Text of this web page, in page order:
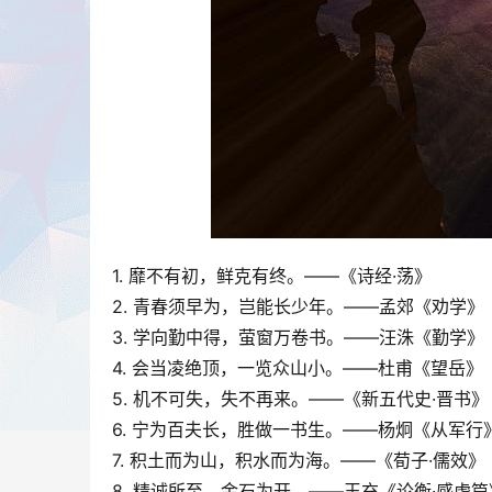
1. 靡不有初，鲜克有终。——《诗经·荡》
2. 青春须早为，岂能长少年。——孟郊《劝学》
3. 学向勤中得，萤窗万卷书。——汪洙《勤学》
4. 会当凌绝顶，一览众山小。——杜甫《望岳》
5. 机不可失，失不再来。——《新五代史·晋书》
6. 宁为百夫长，胜做一书生。——杨炯《从军行
7. 积土而为山，积水而为海。——《荀子·儒效》